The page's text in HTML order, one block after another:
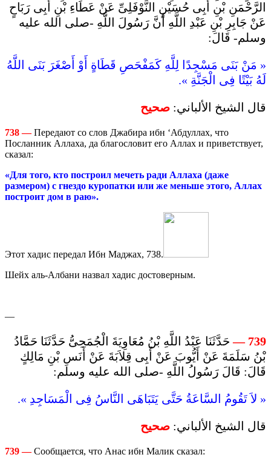
الرَّحْمَنِ بْنِ أَبِى حُسَيْنٍ النَّوْفَلِىِّ عَنْ عَطَاءِ بْنِ أَبِى رَبَاحٍ
عَنْ جَابِرِ بْنِ عَبْدِ اللَّهِ أَنَّ رَسُولَ اللَّهِ -صلى الله عليه
وسلم- قَالَ:
« مَنْ بَنَى مَسْجِدًا لِلَّهِ كَمَفْحَصِ قَطَاةٍ أَوْ أَصْغَرَ بَنَى اللَّهُ
لَهُ بَيْتًا فِى الْجَنَّةِ ».
قال الشيخ الألباني: صحيح
738 —Передают со слов Джабира ибн ‘Абдуллах, что
Посланник Аллаха, да благословит его Аллах и приветствует,
сказал:
«Для того, кто построил мечеть ради Аллаха (даже
размером) с гнездо куропатки или же меньше этого, Аллах
построит дом в раю».
Этот хадис передал Ибн Маджах, 738.
Шейх аль-Албани назвал хадис достоверным.
—
739
—حَدَّثَنَا عَبْدُ اللَّهِ بْنُ مُعَاوِيَةَ الْجُمَحِىُّ حَدَّثَنَا حَمَّادُ
بْنُ سَلَمَةَ عَنْ أَيُّوبَ عَنْ أَبِى قِلاَبَةَ عَنْ أَنَسِ بْنِ مَالِكٍ
قَالَ: قَالَ رَسُولُ اللَّهِ -صلى الله عليه وسلم:
« لاَ تَقُومُ السَّاعَةُ حَتَّى يَتَبَاهَى النَّاسُ فِى الْمَسَاجِدِ ».
قال الشيخ الألباني: صحيح
739 —Сообщается, что Анас ибн Малик сказал: